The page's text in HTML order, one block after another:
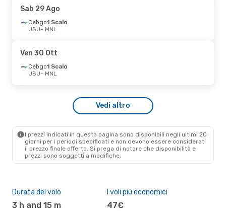
Cebu Air1 Scalo
MNL - USU
Sab 29 Ago
Cebgo1 Scalo
USU- MNL
Ven 30 Ott
Cebgo1 Scalo
USU- MNL
Vedi altro
I prezzi indicati in questa pagina sono disponibili negli ultimi 20
giorni per i periodi specificati e non devono essere considerati
il ​​prezzo finale offerto. Si prega di notare che disponibilità e
prezzi sono soggetti a modifiche.
Durata del volo
3 h and 15 m
I voli più economici
47€